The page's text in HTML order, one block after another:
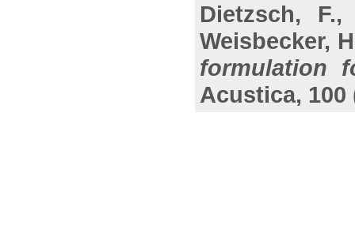
Dietzsch,
Weisbecker,
formulation
Acustica, 100